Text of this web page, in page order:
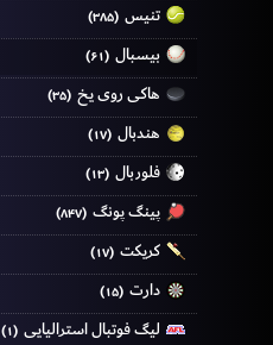
تنیس (۳۸۵)
بیسبال (۶۱)
هاکی روی یخ (۳۵)
هندبال (۱۷)
فلوربال (۱۳)
پینگ پونگ (۸۴۷)
کریکت (۱۷)
دارت (۱۵)
لیگ فوتبال استرالیایی (۱)